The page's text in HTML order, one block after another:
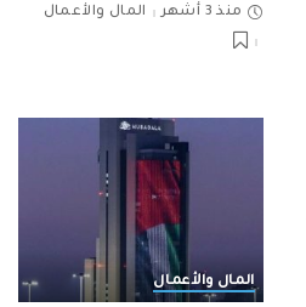
منذ 3 أشهر المال والأعمال
المال والأعمال